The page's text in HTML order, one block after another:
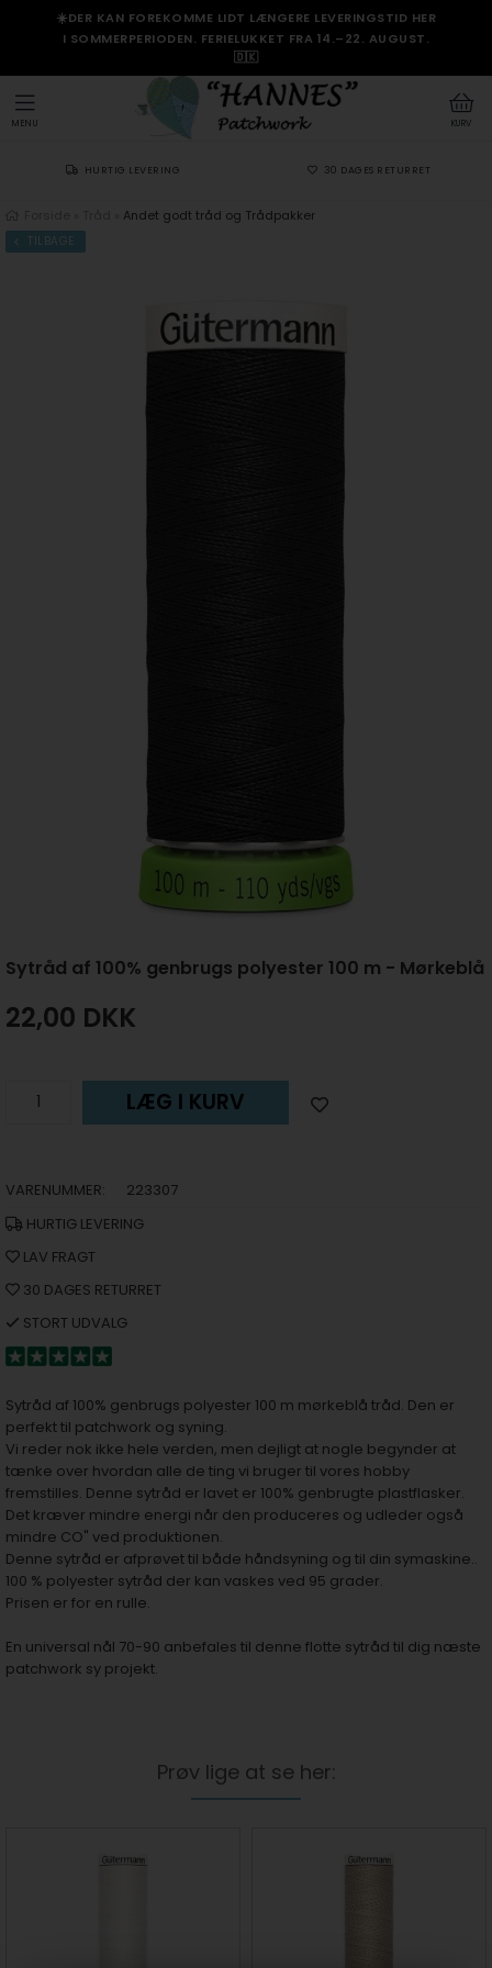
☀️DER KAN FOREKOMME LIDT LÆNGERE LEVERINGSTID HER
I SOMMERPERIODEN. FERIELUKKET FRA 14.–22. AUGUST.
🇩🇰
KURV
MENU
HURTIG LEVERING 30 DAGES RETURRET
Andet godt tråd og Trådpakker
TILBAGE
Sytråd af 100% genbrugs polyester 100 m - Mørkeblå
22,00 DKK
LÆG I KURV
VARENUMMER:
223307
HURTIG LEVERING
LAV FRAGT
30 DAGES RETURRET
STORT UDVALG
Sytråd af 100% genbrugs polyester 100 m mørkeblå tråd. Den er
perfekt til patchwork og syning.
Vi reder nok ikke hele verden, men dejligt at nogle begynder at
tænke over hvordan alle de ting vi bruger til vores hobby
fremstilles. Denne sytråd er lavet er 100% genbrugte plastflasker.
Det kræver mindre energi når den produceres og udleder også
mindre CO" ved produktionen.
Denne sytråd er afprøvet til både håndsyning og til din symaskine..
100 % polyester sytråd der kan vaskes ved 95 grader.
Prisen er for en rulle.
En universal nål 70-90 anbefales til denne flotte sytråd til dig næste
patchwork sy projekt.
Prøv lige at se her: